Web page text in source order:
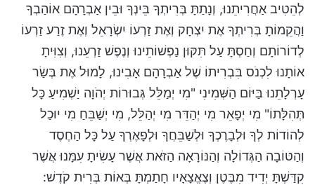
לְהֵטִיב אַחֲרִיתֵנוּ, וְנָתַתָּ בְּרִיתְךָ בֵּינְךָ וּבֵין אַבְרָהָם אוֹהַבְךָ
וַהֲקֵמוֹתָ בְּרִיתְךָ אֶת יִצְחָק וְאֶת זַרְעוֹ יִשְׂרָאֵל וְאֶת זֶרַע זַרְעוֹ
לְדוֹרוֹתָם וְחַסְתָּ עַל תִּקּוּן נַפְשׁוֹתֵינוּ וְנֶפֶשׁ זַרְעֵנוּ, וְצִוִּיתָ
אוֹתָנוּ לִכְנֹס בִּבְרִיתוֹ שֶׁל אַבְרָהָם אָבִינוּ, לָמוּל אֶת בְּשַׂר
עָרְלָתֵנוּ בַּיּוֹם הַשְּׁמִינִי "מִי יְמַלֵּל גְּבוּרוֹת יְהֹוָה יַשְׁמִיעַ כָּל
תְּהִלָּתוֹ" מִי יְפָאֵר מִי יְהַדֵּר מִי יְהַלֵּל, מִי יְשַׁבֵּחַ מִי יוּכַל
לְהוֹדוֹת לְךָ וּלְבָרֶכְךָ וּלְשַׁבֵּחֲךָ וּלְפָאֶרְךָ עַל כָּל הַחֶסֶד
וְהַטּוֹבָה הַגְּדוֹלָה וְהַנּוֹרָאָה הַזֹּאת אֲשֶׁר עָשִׂיתָ עִמָּנוּ אֲשֶׁר
קִדַּשְׁתָּ יְדִיד מִבֶּטֶן וְצֶאֱצָאָיו חָתַמְתָּ בְּאוֹת בְּרִית קֹדֶשׁ: